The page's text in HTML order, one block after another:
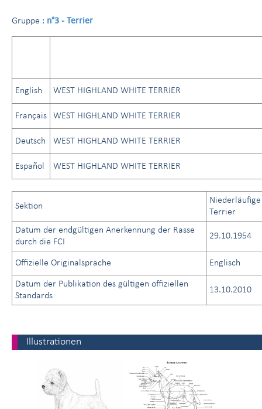
Gruppe : n°3 - Terrier
English WEST HIGHLAND WHITE TERRIER
Français WEST HIGHLAND WHITE TERRIER
Deutsch WEST HIGHLAND WHITE TERRIER
Español WEST HIGHLAND WHITE TERRIER
Sektion
Niederläufige
Terrier
Datum der endgültigen Anerkennung der Rasse
durch die FCI
29.10.1954
Offizielle Originalsprache Englisch
Datum der Publikation des gültigen offiziellen
Standards
13.10.2010
Illustrationen